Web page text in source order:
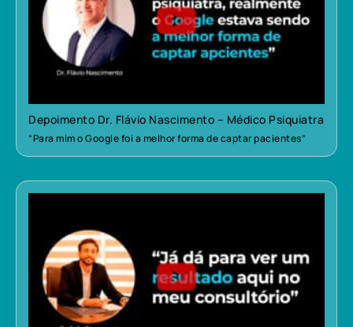
Depoimento Dr. Flávio Nascimento – Médico Psiquiatra
“Para mim o Google foi a melhor forma de captar pacientes”